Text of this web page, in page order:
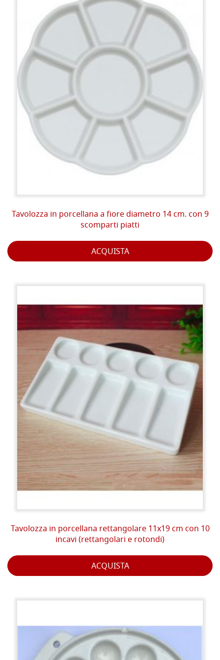
Tavolozza in porcellana a fiore diametro 14 cm. con 9
scomparti piatti
ACQUISTA
Tavolozza in porcellana rettangolare 11x19 cm con 10
incavi (rettangolari e rotondi)
ACQUISTA